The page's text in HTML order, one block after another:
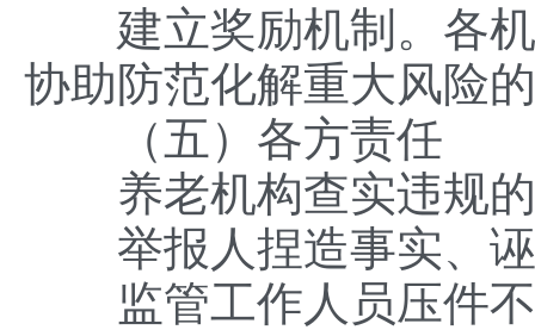
建立奖励机制。各机
协助防范化解重大风险
（五）各方责任
养老机构查实违规的
举报人捏造事实、诬
监管工作人员压件不